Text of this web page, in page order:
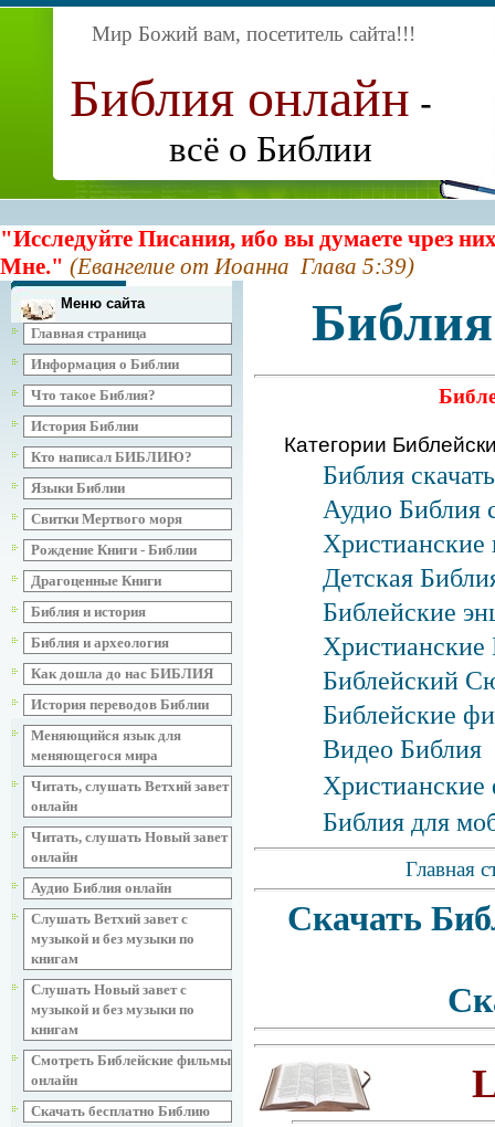
Мир Божий вам, посетитель сайта!!!
Библия онлайн -
всё о Библии
"Исследуйте Писания, ибо вы думаете чрез
Мне." (Евангелие от Иоанна Глава 5:39)
Меню сайта
Главная страница
Информация о Библии
Что такое Библия?
История Библии
Кто написал БИБЛИЮ?
Языки Библии
Свитки Мертвого моря
Рождение Книги - Библии
Драгоценные Книги
Библия и история
Библия и археология
Как дошла до нас БИБЛИЯ
История переводов Библии
Меняющийся язык для
меняющегося мира
Читать, слушать Ветхий завет
онлайн
Читать, слушать Новый завет
онлайн
Аудио Библия онлайн
Слушать Ветхий завет с
музыкой и без музыки по
книгам
Слушать Новый завет с
музыкой и без музыки по
книгам
Смотреть Библейские фильмы
онлайн
Скачать бесплатно Библию
Категории
Библия
Аудио Библия
Христианские
Детская
Библейские
Христианские
Библейский
Библейские
Видео Библия
Христианские
Библия для
Главная
Скачать